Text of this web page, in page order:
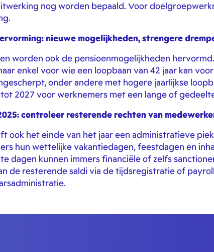
nog worden bepaald. Voor
nieuwe mogelijkheden, strengere
worden ook de pensioenmogelijkheden
enkel voor wie een loopbaan van 42 jaar kan
onder andere met hogere jaarlijkse
2027 voor werknemers met een lange of
controleer resterende rechten van
ook het einde van het jaar een administratieve
hun wettelijke vakantiedagen, feestdagen en
dagen kunnen immers financiële of zelfs
de resterende saldi via de tijdsregistratie of